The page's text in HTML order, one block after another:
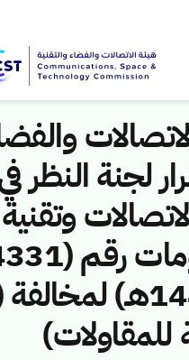
لجنة النظر
وتقنية
ق/1446هـ)
للمقاولات)